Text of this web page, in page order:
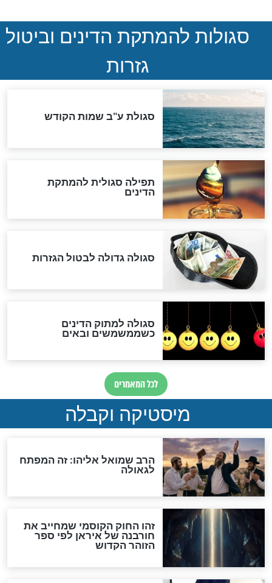
ההסכם החשאי של טראמפ
ואיראן: בלי שקיפות ועם הרבה
סימני שאלה
המסמך האבוד שנחשף
במרתפי מוסקבה: כתב היד
הנדיר של הרשב"ם התגלה
"מודה לקב"ה על כל השנים"
לכל המאמרים
אחרית הימים
האם אפשר לחשב את הקץ?
מה יהיה בימות המשיח?
"לפני הגאולה תהיה אפיקורסות